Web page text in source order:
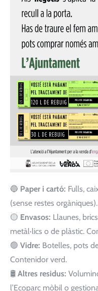
🔵 Paper i cartó: Fulls,
(sense restes
🟡 Envasos: Llaunes,
metàl·lics o de plàstic.
🟢 Vidre: Botelles, pots
Contenidor verd.
🛢 Altres residus:
l’Ecoparc mòbil o